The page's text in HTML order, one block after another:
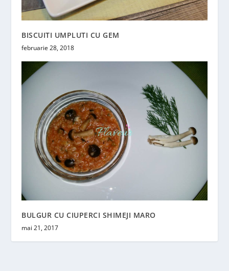
BISCUITI UMPLUTI CU GEM
februarie 28, 2018
BULGUR CU CIUPERCI SHIMEJI MARO
mai 21, 2017